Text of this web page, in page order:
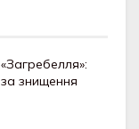
знищення